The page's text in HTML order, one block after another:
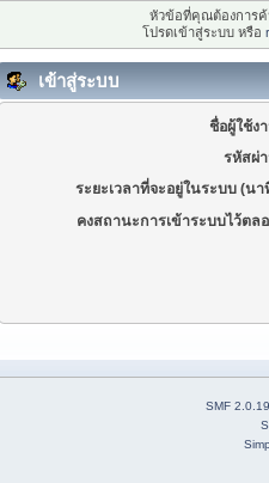
หัวข้อที่คุณต้องการ
โปรดเข้าสู่ระบบ หรือ
เข้าสู่ระบบ
ชื่อผู้ใช้ง
รหัสผ่
ระยะเวลาที่จะอยู่ในระบบ (นา
คงสถานะการเข้าระบบไว้ตล
SMF 2.0.19